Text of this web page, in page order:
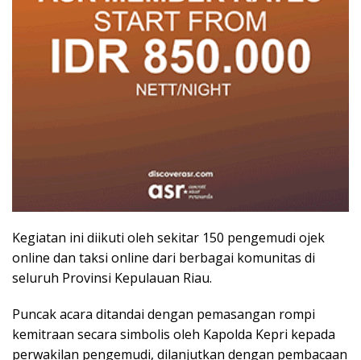
Kegiatan ini diikuti oleh sekitar 150 pengemudi ojek
online dan taksi online dari berbagai komunitas di
seluruh Provinsi Kepulauan Riau.
Puncak acara ditandai dengan pemasangan rompi
kemitraan secara simbolis oleh Kapolda Kepri kepada
perwakilan pengemudi, dilanjutkan dengan pembacaan